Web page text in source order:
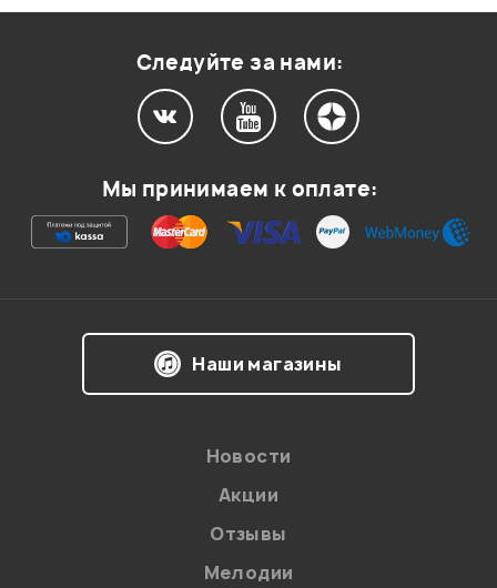
KSC-09
Ваша оценка:
Следуйте за нами:
Мы принимаем к оплате:
Наши магазины
Новости
Акции
Отзывы
Мелодии